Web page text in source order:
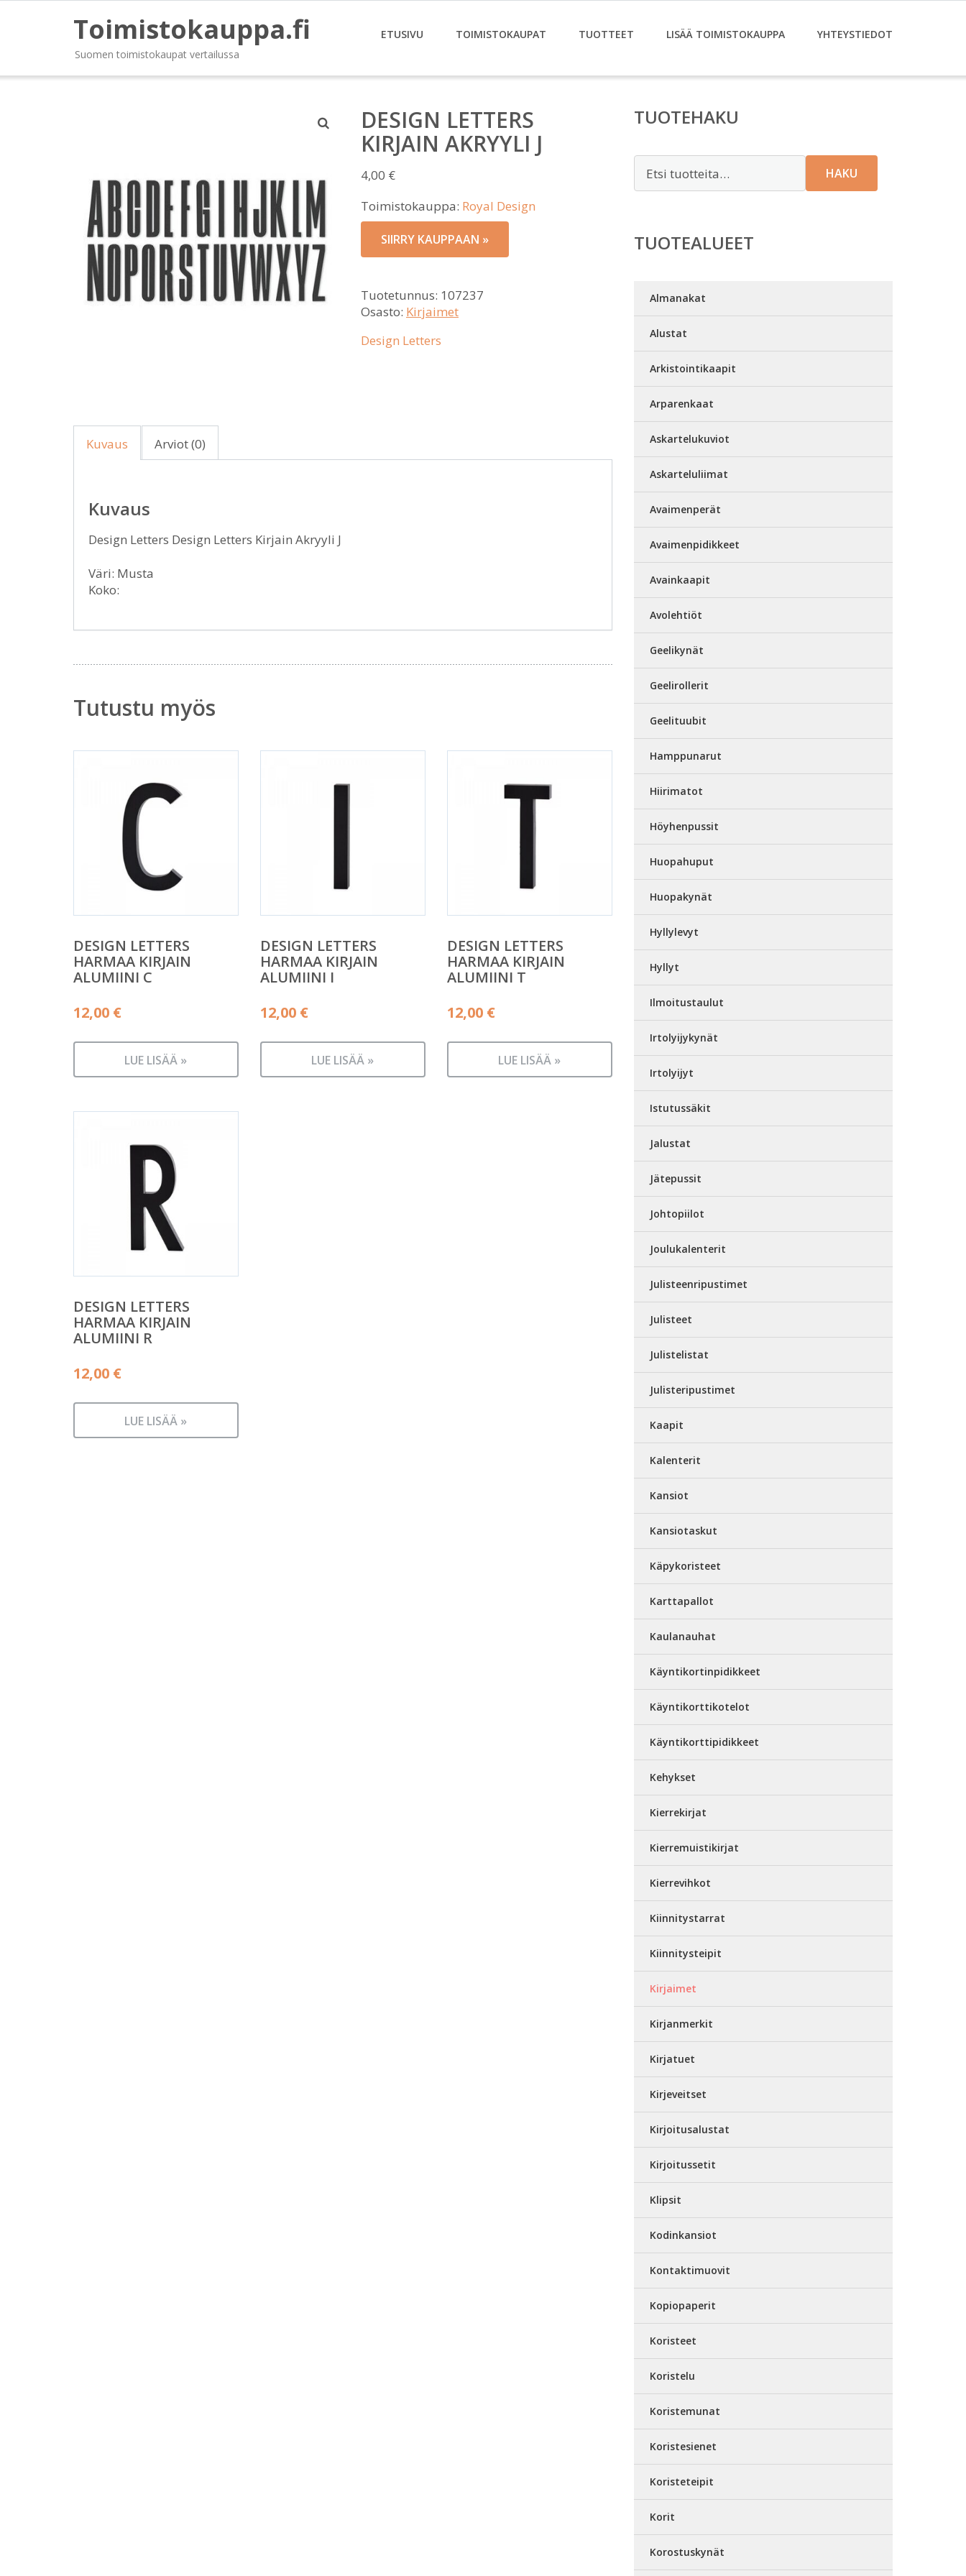
Toimistokauppa.fi
Suomen toimistokaupat vertailussa
ETUSIVU TOIMISTOKAUPAT TUOTTEET LISÄÄ TOIMISTOKAUPPA YHTEYSTIEDOT
DESIGN LETTERS
KIRJAIN AKRYYLI J
4,00 €
Toimistokauppa: Royal Design
SIIRRY KAUPPAAN »
Tuotetunnus: 107237
Osasto: Kirjaimet
Design Letters
Kuvaus Arviot (0)
Kuvaus
Design Letters Design Letters Kirjain Akryyli J
Väri: Musta
Koko:
Tutustu myös
DESIGN LETTERS
HARMAA KIRJAIN
ALUMIINI C
12,00 €
LUE LISÄÄ »
DESIGN LETTERS
HARMAA KIRJAIN
ALUMIINI I
12,00 €
LUE LISÄÄ »
DESIGN LETTERS
HARMAA KIRJAIN
ALUMIINI T
12,00 €
LUE LISÄÄ »
DESIGN LETTERS
HARMAA KIRJAIN
ALUMIINI R
12,00 €
LUE LISÄÄ »
TUOTEHAKU
HAKU
TUOTEALUEET
Almanakat
Alustat
Arkistointikaapit
Arparenkaat
Askartelukuviot
Askarteluliimat
Avaimenperät
Avaimenpidikkeet
Avainkaapit
Avolehtiöt
Geelikynät
Geelirollerit
Geelituubit
Hamppunarut
Hiirimatot
Höyhenpussit
Huopahuput
Huopakynät
Hyllylevyt
Hyllyt
Ilmoitustaulut
Irtolyijykynät
Irtolyijyt
Istutussäkit
Jalustat
Jätepussit
Johtopiilot
Joulukalenterit
Julisteenripustimet
Julisteet
Julistelistat
Julisteripustimet
Kaapit
Kalenterit
Kansiot
Kansiotaskut
Käpykoristeet
Karttapallot
Kaulanauhat
Käyntikortinpidikkeet
Käyntikorttikotelot
Käyntikorttipidikkeet
Kehykset
Kierrekirjat
Kierremuistikirjat
Kierrevihkot
Kiinnitystarrat
Kiinnitysteipit
Kirjaimet
Kirjanmerkit
Kirjatuet
Kirjeveitset
Kirjoitusalustat
Kirjoitussetit
Klipsit
Kodinkansiot
Kontaktimuovit
Kopiopaperit
Koristeet
Koristelu
Koristemunat
Koristesienet
Koristeteipit
Korit
Korostuskynät